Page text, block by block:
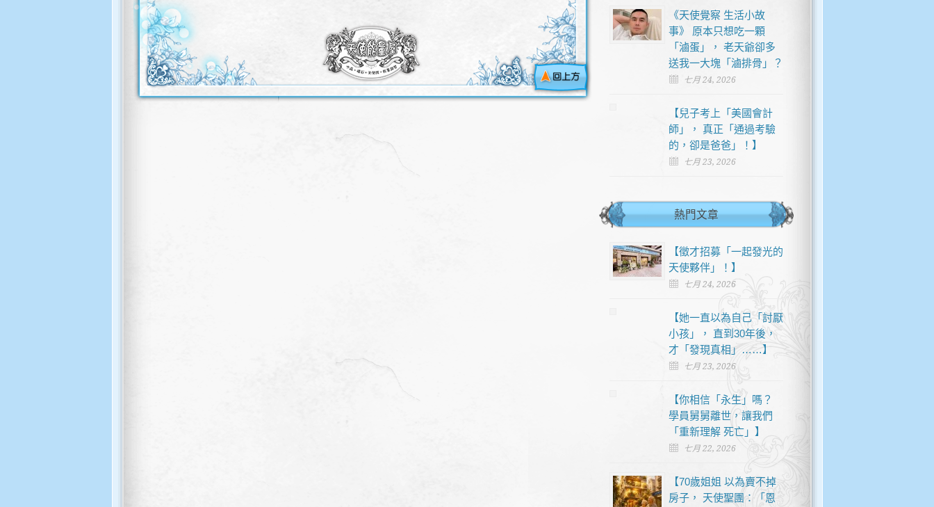
《天使覺察 生活小故
事》 原本只想吃一顆
「滷蛋」， 老天爺卻多
送我一大塊「滷排骨」？
七月 24, 2026
【兒子考上「美國會計
師」， 真正「通過考驗
的，卻是爸爸」！】
七月 23, 2026
熱門文章
【徵才招募「一起發光的
天使夥伴」！】
七月 24, 2026
【她一直以為自己「討厭
小孩」， 直到30年後，
才「發現真相」……】
七月 23, 2026
【你相信「永生」嗎？
學員舅舅離世，讓我們
「重新理解 死亡」】
七月 22, 2026
【70歲姐姐 以為賣不掉
房子， 天使聖團：「恩